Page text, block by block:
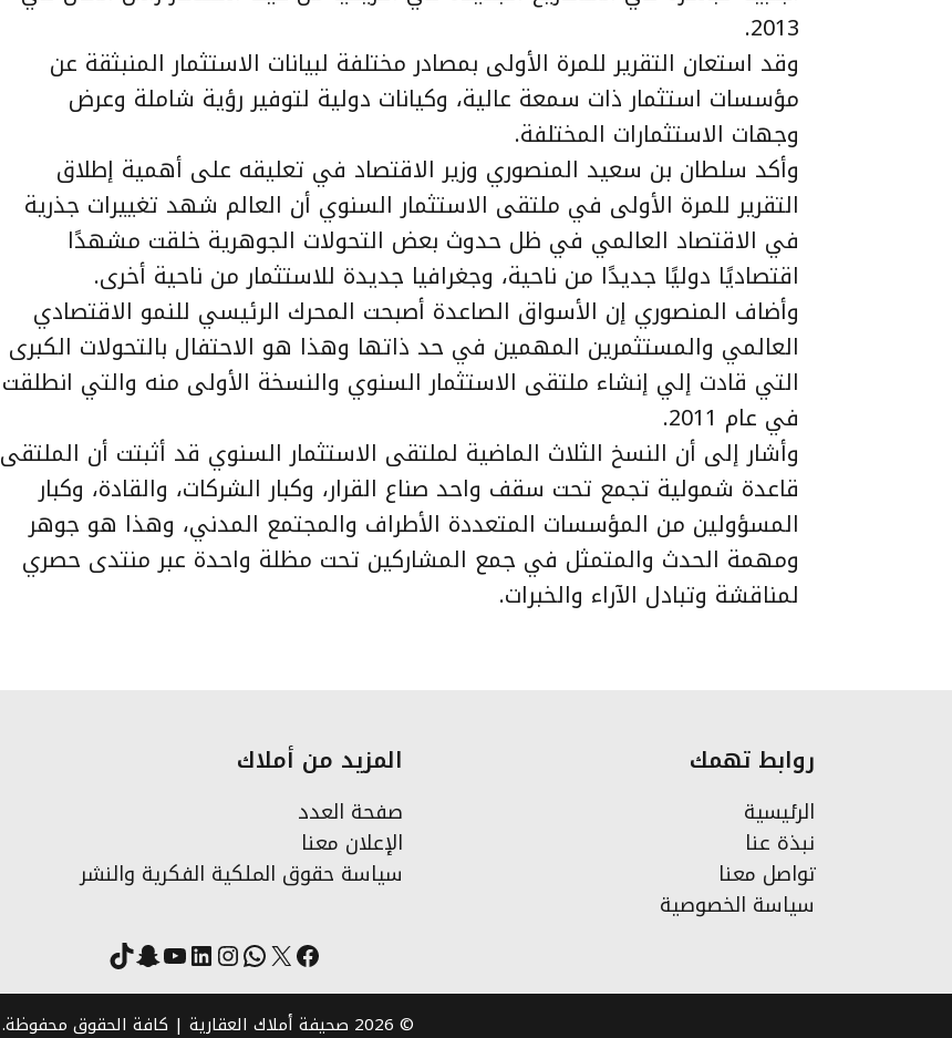
2013.
وقد استعان التقرير للمرة الأولى بمصادر مختلفة لبيانات الاستثمار المنبثقة عن
مؤسسات استثمار ذات سمعة عالية، وكيانات دولية لتوفير رؤية شاملة وعرض
وجهات الاستثمارات المختلفة.
وأكد سلطان بن سعيد المنصوري وزير الاقتصاد في تعليقه على أهمية إطلاق
التقرير للمرة الأولى في ملتقى الاستثمار السنوي أن العالم شهد تغييرات جذرية
في الاقتصاد العالمي في ظل حدوث بعض التحولات الجوهرية خلقت مشهدًا
اقتصاديًا دوليًا جديدًا من ناحية، وجغرافيا جديدة للاستثمار من ناحية أخرى.
وأضاف المنصوري إن الأسواق الصاعدة أصبحت المحرك الرئيسي للنمو الاقتصادي
العالمي والمستثمرين المهمين في حد ذاتها وهذا هو الاحتفال بالتحولات الكبرى
التي قادت إلي إنشاء ملتقى الاستثمار السنوي والنسخة الأولى منه والتي انطلقت
في عام 2011.
وأشار إلى أن النسخ الثلاث الماضية لملتقى الاستثمار السنوي قد أثبتت أن الملتقى
قاعدة شمولية تجمع تحت سقف واحد صناع القرار، وكبار الشركات، والقادة، وكبار
المسؤولين من المؤسسات المتعددة الأطراف والمجتمع المدني، وهذا هو جوهر
ومهمة الحدث والمتمثل في جمع المشاركين تحت مظلة واحدة عبر منتدى حصري
لمناقشة وتبادل الآراء والخبرات.
روابط تهمك
الرئيسية
نبذة عنا
تواصل معنا
سياسة الخصوصية
المزيد من أملاك
صفحة العدد
الإعلان معنا
سياسة حقوق الملكية الفكرية والنشر
فيسبوك
X واتساب
انستقرام
لينكد إنيوتيوب
سناب شات
تيك توك
© 2026 صحيفة أملاك العقارية | كافة الحقوق محفوظة.